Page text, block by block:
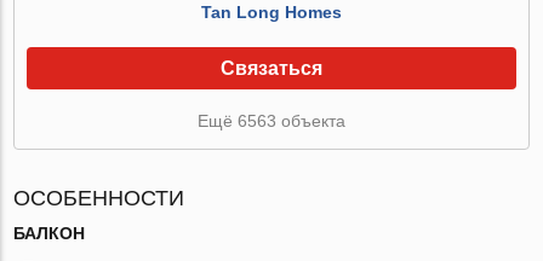
Tan Long Homes
Связаться
Ещё 6563 объекта
ОСОБЕННОСТИ
БАЛКОН